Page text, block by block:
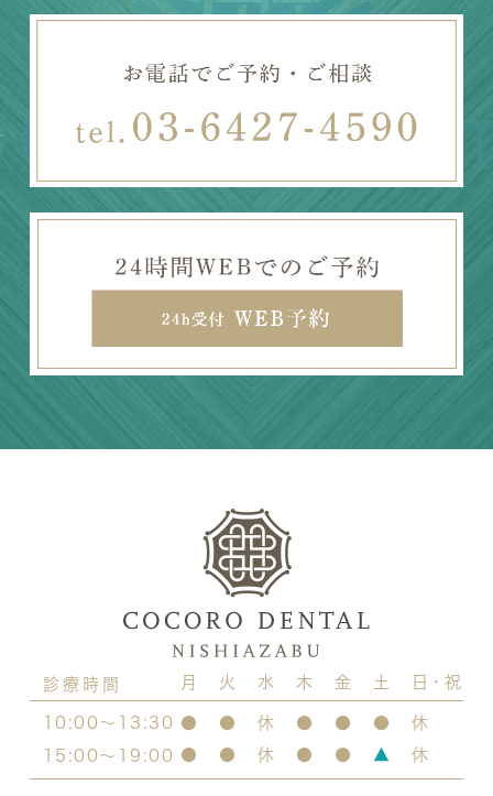
診療時間 月 火 水 木 金 土 日・祝
10:00～13:30 ● ● 休 ● ● ●
休
15:00～19:00 ● ● 休 ● ● ▲ 休